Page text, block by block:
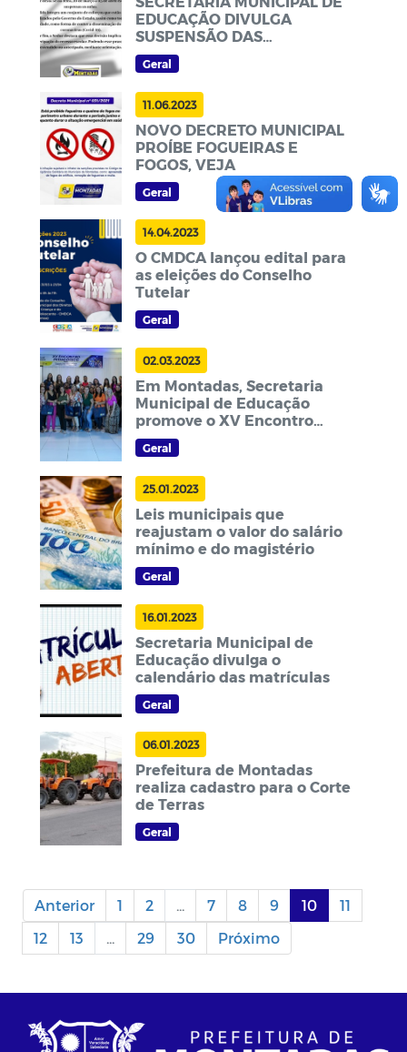
EDUCAÇÃO DIVULGA
SUSPENSÃO DAS
ATIVIDADES ESCOLARES
Geral
11.06.2023
NOVO DECRETO MUNICIPAL
PROÍBE FOGUEIRAS E
FOGOS, VEJA
Geral
14.04.2023
O CMDCA lançou edital para
as eleições do Conselho
Tutelar
Geral
02.03.2023
Em Montadas, Secretaria
Municipal de Educação
promove o XV Encontro
Pedagógico
Geral
25.01.2023
Leis municipais que
reajustam o valor do salário
mínimo e do magistério
Geral
16.01.2023
Secretaria Municipal de
Educação divulga o
calendário das matrículas
Geral
06.01.2023
Prefeitura de Montadas
realiza cadastro para o Corte
de Terras
Geral
Anterior 1 2 ... 7 8 9 10
11
12
13 ... 29 30 Próximo